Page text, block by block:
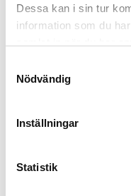
Dessa kan i sin tur
information som du
Nödvändig
Inställningar
Statistik
Produktdetaljer
Finns i: